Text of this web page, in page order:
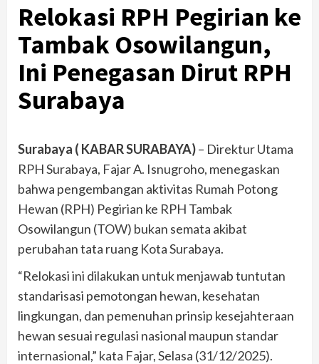
Relokasi RPH Pegirian ke
Tambak Osowilangun,
Ini Penegasan Dirut RPH
Surabaya
Surabaya ( KABAR SURABAYA)– Direktur Utama
RPH Surabaya, Fajar A. Isnugroho, menegaskan
bahwa pengembangan aktivitas Rumah Potong
Hewan (RPH) Pegirian ke RPH Tambak
Osowilangun (TOW) bukan semata akibat
perubahan tata ruang Kota Surabaya.
“Relokasi ini dilakukan untuk menjawab tuntutan
standarisasi pemotongan hewan, kesehatan
lingkungan, dan pemenuhan prinsip kesejahteraan
hewan sesuai regulasi nasional maupun standar
internasional,” kata Fajar, Selasa (31/12/2025).